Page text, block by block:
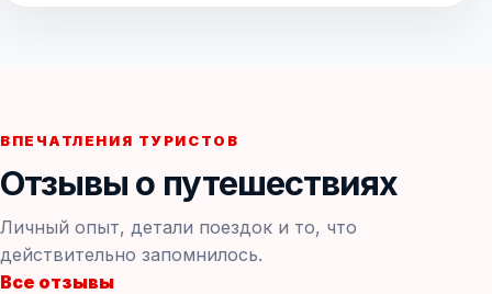
ВПЕЧАТЛЕНИЯ ТУРИСТОВ
Отзывы о путешествиях
Личный опыт, детали поездок и то, что
действительно запомнилось.
Все отзывы